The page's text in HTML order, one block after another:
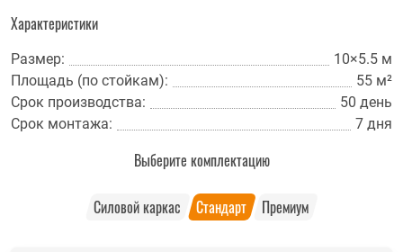
Характеристики
Размер:
10×5.5 м
Площадь (по стойкам):
55 м²
Срок производства:
50 день
Срок монтажа:
7 дня
Выберите комплектацию
Силовой каркас Стандарт Премиум